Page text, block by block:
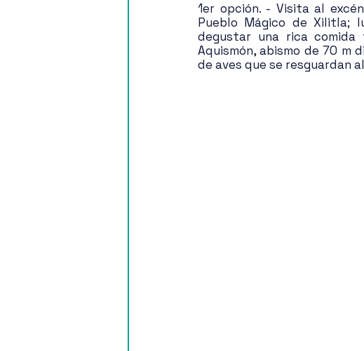
1er opción. - Visita al
Pueblo Mágico de Xilitla;
degustar una rica comida
Aquismón, abismo de 70 m
de aves que se resguardan